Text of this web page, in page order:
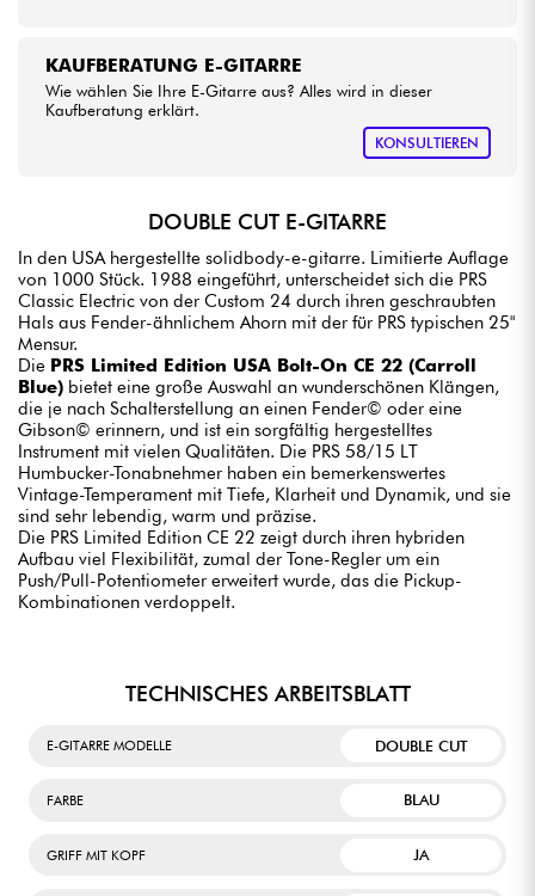
KAUFBERATUNG E-GITARRE
Wie wählen Sie Ihre E-Gitarre aus? Alles wird in dieser
Kaufberatung erklärt.
KONSULTIEREN
DOUBLE CUT E-GITARRE
In den USA hergestellte solidbody-e-gitarre. Limitierte Auflage
von 1000 Stück. 1988 eingeführt, unterscheidet sich die PRS
Classic Electric von der Custom 24 durch ihren geschraubten
Hals aus Fender-ähnlichem Ahorn mit der für PRS typischen 25"
Mensur.
Die PRS Limited Edition USA Bolt-On CE 22 (Carroll
Blue) bietet eine große Auswahl an wunderschönen Klängen,
die je nach Schalterstellung an einen Fender© oder eine
Gibson© erinnern, und ist ein sorgfältig hergestelltes
Instrument mit vielen Qualitäten. Die PRS 58/15 LT
Humbucker-Tonabnehmer haben ein bemerkenswertes
Vintage-Temperament mit Tiefe, Klarheit und Dynamik, und sie
sind sehr lebendig, warm und präzise.
Die PRS Limited Edition CE 22 zeigt durch ihren hybriden
Aufbau viel Flexibilität, zumal der Tone-Regler um ein
Push/Pull-Potentiometer erweitert wurde, das die Pickup-
Kombinationen verdoppelt.
TECHNISCHES ARBEITSBLATT
E-GITARRE MODELLE DOUBLE CUT
FARBE BLAU
GRIFF MIT KOPF JA